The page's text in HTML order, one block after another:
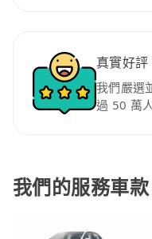
真實好
我們嚴選
過 50 萬
我們的服務車款